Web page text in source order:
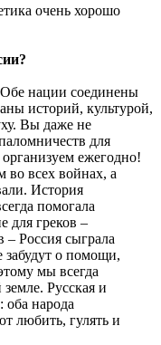
очень хорошо
нации соединены
историй, культурой,
Вы даже не
для
ежегодно!
во всех войнах, а
История
помогала
для греков –
– Россия сыграла
забудут о помощи,
мы всегда
Русская и
оба народа
любить, гулять и